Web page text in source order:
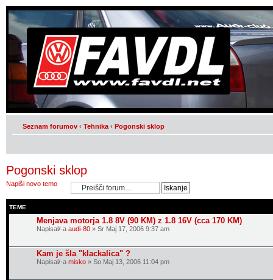
Seznam forumov ‹ Tehnika ‹ Pogonski sklop
Pogonski sklop
Napiši novo temo
TEME
Menjava motorja 1.8 8V (90 KM) z 1.8 16V (cca 170 KM)
Napisal/-a audi-80 » Sr Maj 17, 2006 9:37 am
Kam je šla "klackalica" ?
Napisal/-a misko » So Maj 13, 2006 11:04 pm